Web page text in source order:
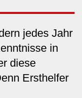
jedes Jahr
in
diese
Ersthelfer